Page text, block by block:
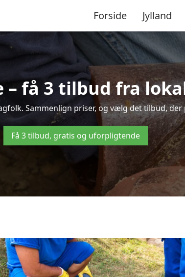
Forside Jylland
– få 3 tilbud fra
Sammenlign priser, og vælg det tilbud,
Få 3 tilbud, gratis og uforpligtende